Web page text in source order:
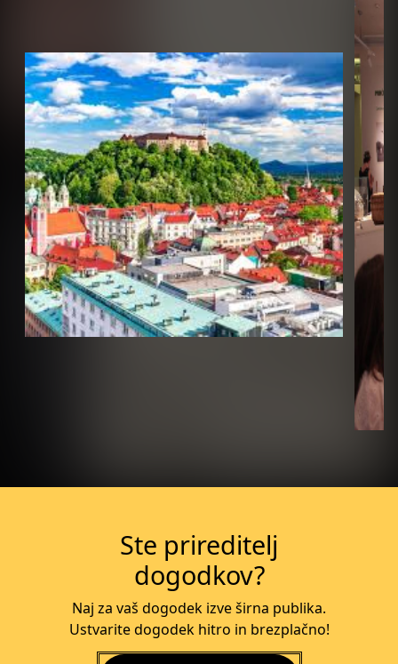
Ste prireditelj
dogodkov?
Naj za vaš dogodek izve širna publika.
Ustvarite dogodek hitro in brezplačno!